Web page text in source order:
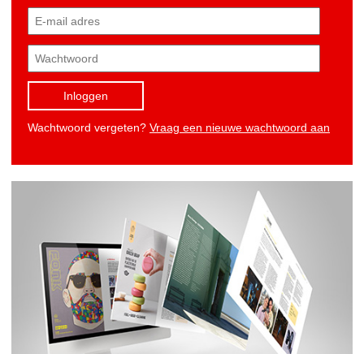
Inloggen
Wachtwoord vergeten? Vraag een nieuwe wachtwoord aan